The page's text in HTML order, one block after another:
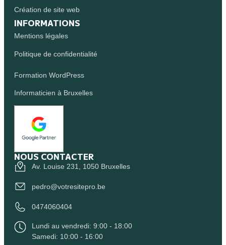
Création de site web
INFORMATIONS
Mentions légales
Politique de confidentialité
Formation WordPress
Informaticien à Bruxelles
NOUS CONTACTER
Av. Louise 231, 1050 Bruxelles
pedro@votresitepro.be
0474060404
Lundi au vendredi: 9:00 - 18:00
Samedi: 10:00 - 16:00